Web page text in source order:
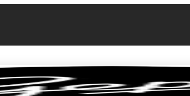
Feinkost-Abo Firmenkunden Sale